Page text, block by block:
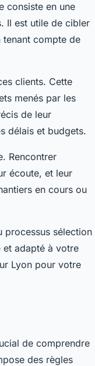
consiste en une
Il est utile de cibler
compte de
clients. Cette
menés par les
de leur
délais et budgets.
Rencontrer
écoute, et leur
en cours ou
processus sélection
et adapté à votre
Lyon pour votre
de comprendre
des règles